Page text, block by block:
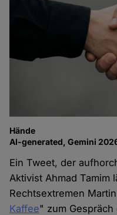
Hände
AI-generated, Gemini
Ein Tweet, der
Aktivist Ahmad Tamim
Rechtsextremen
Kaffee" zum